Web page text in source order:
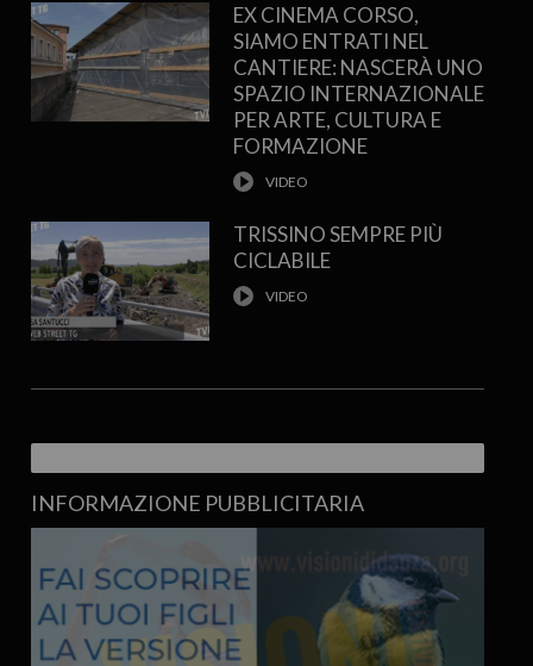
EX CINEMA CORSO,
SIAMO ENTRATI NEL
CANTIERE: NASCERÀ UNO
SPAZIO INTERNAZIONALE
PER ARTE, CULTURA E
FORMAZIONE
TRISSINO SEMPRE PIÙ
CICLABILE
INFORMAZIONE PUBBLICITARIA